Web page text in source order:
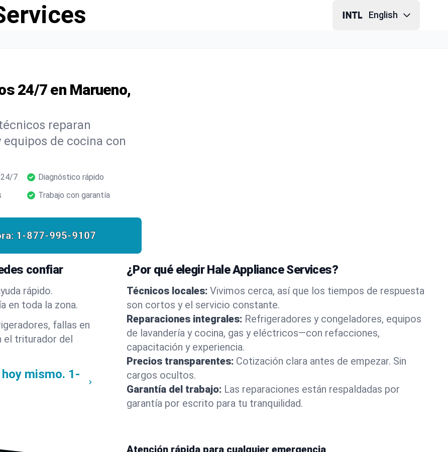
English
24/7 en Marueno,
reparan
de cocina con
24/7
Diagnóstico rápido
Trabajo con garantía
1-877-995-9107
confiar
rápido.
en toda la zona.
fallas en
el triturador del
mismo. 1-
¿Por qué elegir Hale Appliance Services?
Técnicos locales: Vivimos cerca, así que los tiempos de respuesta
son cortos y el servicio constante.
Reparaciones integrales: Refrigeradores y congeladores, equipos
de lavandería y cocina, gas y eléctricos—con refacciones,
capacitación y experiencia.
Precios transparentes: Cotización clara antes de empezar. Sin
cargos ocultos.
Garantía del trabajo: Las reparaciones están respaldadas por
garantía por escrito para tu tranquilidad.
Atención rápida para cualquier emergencia